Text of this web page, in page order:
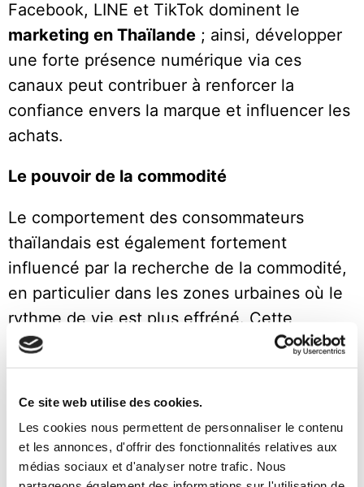
Ce site web utilise des cookies.
Les cookies nous permettent de personnaliser le contenu
et les annonces, d'offrir des fonctionnalités relatives aux
médias sociaux et d'analyser notre trafic. Nous
Facebook, LINE et TikTok dominent le
marketing en Thaïlande ; ainsi, développer
une forte présence numérique via ces
canaux peut contribuer à renforcer la
confiance envers la marque et influencer les
achats.
Le pouvoir de la commodité
Le comportement des consommateurs
thaïlandais est également fortement
influencé par la recherche de la commodité,
en particulier dans les zones urbaines où le
rythme de vie est plus effréné. Cette
tendance a entraîné une demande
croissante pour des solutions permettant de
gagner du temps, telles que les plats
préparés, les services de livraison en ligne et
les supérettes, pour n’en citer que quelques-
unes. Dans uneenquête menée par le